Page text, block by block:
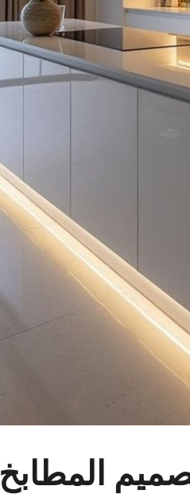
المطابخ